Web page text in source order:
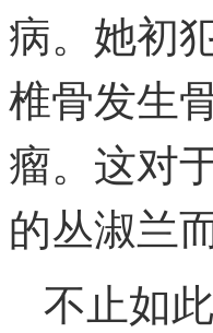
病。她初
椎骨发生
瘤。这对
的丛淑兰
不止如